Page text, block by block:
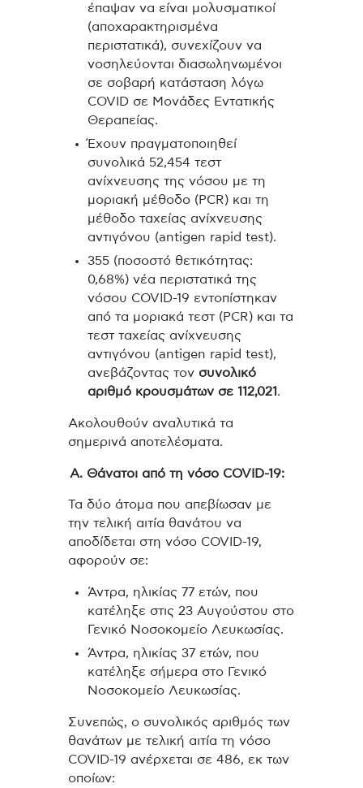
έπαψαν να είναι μολυσματικοί
(αποχαρακτηρισμένα
περιστατικά), συνεχίζουν να
νοσηλεύονται διασωληνωμένοι
σε σοβαρή κατάσταση λόγω
COVID σε Μονάδες Εντατικής
Θεραπείας.
Έχουν πραγματοποιηθεί
συνολικά 52,454 τεστ
ανίχνευσης της νόσου με τη
μοριακή μέθοδο (PCR) και τη
μέθοδο ταχείας ανίχνευσης
αντιγόνου (antigen rapid test).
355 (ποσοστό θετικότητας:
0,68%) νέα περιστατικά της
νόσου COVID-19 εντοπίστηκαν
από τα μοριακά τεστ (PCR) και τα
τεστ ταχείας ανίχνευσης
αντιγόνου (antigen rapid test),
ανεβάζοντας τον συνολικό
αριθμό κρουσμάτων σε 112,021.
Ακολουθούν αναλυτικά τα
σημερινά αποτελέσματα.
Α. Θάνατοι από τη νόσο COVID-19:
Τα δύο άτομα που απεβίωσαν με
την τελική αιτία θανάτου να
αποδίδεται στη νόσο COVID-19,
αφορούν σε:
Άντρα, ηλικίας 77 ετών, που
κατέληξε στις 23 Αυγούστου στο
Γενικό Νοσοκομείο Λευκωσίας.
Άντρα, ηλικίας 37 ετών, που
κατέληξε σήμερα στο Γενικό
Νοσοκομείο Λευκωσίας.
Συνεπώς, ο συνολικός αριθμός των
θανάτων με τελική αιτία τη νόσο
COVID-19 ανέρχεται σε 486, εκ των
οποίων: